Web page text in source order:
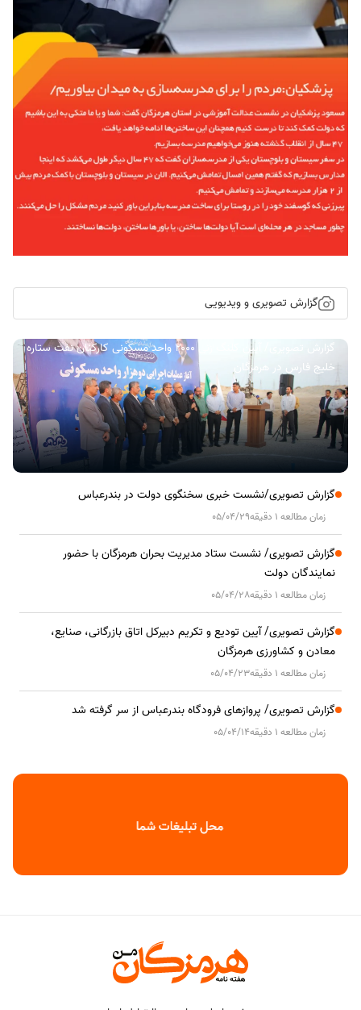
گزارش تصویری و ویدیویی
گزارش تصویری/ آیین کلنگ زنی ۲۰۰۰ واحد مسکونی کارکنان نفت ستاره
خلیج فارس در هرمزگان
گزارش تصویری/نشست خبری سخنگوی دولت در بندرعباس
زمان مطالعه 1 دقیقه 05/04/29
گزارش تصویری/ نشست ستاد مدیریت بحران هرمزگان با حضور
نمایندگان دولت
زمان مطالعه 1 دقیقه 05/04/28
گزارش تصویری/ آیین تودیع و تکریم دبیرکل اتاق بازرگانی، صنایع،
معادن و کشاورزی هرمزگان
زمان مطالعه 1 دقیقه 05/04/23
گزارش تصویری/ پروازهای فرودگاه بندرعباس از سر گرفته شد
زمان مطالعه 1 دقیقه 05/04/14